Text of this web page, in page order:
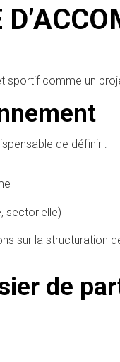
sportif comme un
de définir :
sectorielle)
sur la structuration
de